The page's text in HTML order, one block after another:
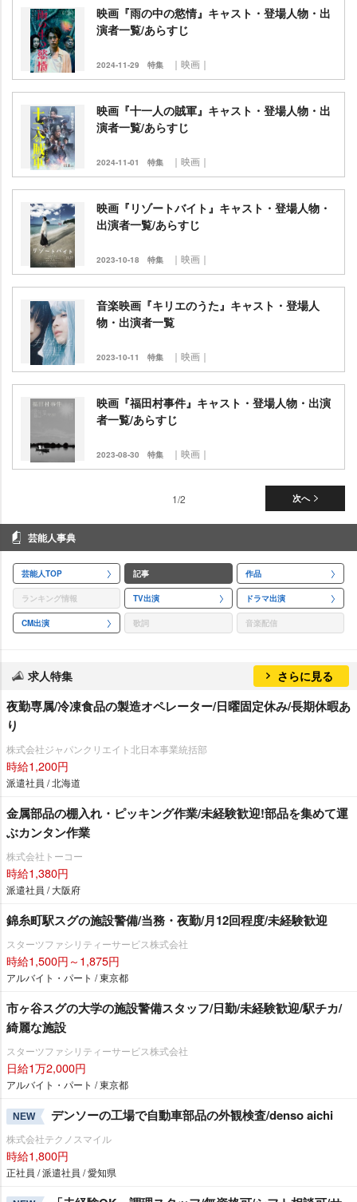
映画『雨の中の慾情』キャスト・登場人物・出
演者一覧/あらすじ
2024-11-29 特集 ｜映画｜
映画『十一人の賊軍』キャスト・登場人物・出
演者一覧/あらすじ
2024-11-01 特集 ｜映画｜
映画『リゾートバイト』キャスト・登場人物・
出演者一覧/あらすじ
2023-10-18 特集 ｜映画｜
音楽映画『キリエのうた』キャスト・登場人
物・出演者一覧
2023-10-11 特集 ｜映画｜
映画『福田村事件』キャスト・登場人物・出演
者一覧/あらすじ
2023-08-30 特集 ｜映画｜
次へ
1/2
芸能人事典
芸能人TOP 記事 作品
ランキング情報 TV出演 ドラマ出演
CM出演 歌詞 音楽配信
求人特集 さらに見る
夜勤専属/冷凍食品の製造オペレーター/日曜固定休み/長期休暇あ
り
株式会社ジャパンクリエイト北日本事業統括部
時給1,200円
派遣社員 / 北海道
金属部品の棚入れ・ピッキング作業/未経験歓迎!部品を集めて運
ぶカンタン作業
株式会社トーコー
時給1,380円
派遣社員 / 大阪府
錦糸町駅スグの施設警備/当務・夜勤/月12回程度/未経験歓迎
スターツファシリティーサービス株式会社
時給1,500円～1,875円
アルバイト・パート / 東京都
市ヶ谷スグの大学の施設警備スタッフ/日勤/未経験歓迎/駅チカ/
綺麗な施設
スターツファシリティーサービス株式会社
日給1万2,000円
アルバイト・パート / 東京都
NEW デンソーの工場で自動車部品の外観検査/denso aichi
株式会社テクノスマイル
時給1,800円
正社員 / 派遣社員 / 愛知県